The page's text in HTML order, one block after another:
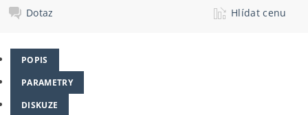
Dotaz
Hlídat cenu
POPIS
PARAMETRY
DISKUZE